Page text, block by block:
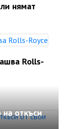
нямат
Rolls-
на откъси